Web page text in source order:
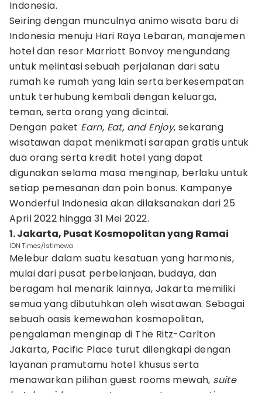
Indonesia.
Seiring dengan munculnya animo wisata baru di
Indonesia menuju Hari Raya Lebaran, manajemen
hotel dan resor Marriott Bonvoy mengundang
untuk melintasi sebuah perjalanan dari satu
rumah ke rumah yang lain serta berkesempatan
untuk terhubung kembali dengan keluarga,
teman, serta orang yang dicintai.
Dengan paket Earn, Eat, and Enjoy, sekarang
wisatawan dapat menikmati sarapan gratis untuk
dua orang serta kredit hotel yang dapat
digunakan selama masa menginap, berlaku untuk
setiap pemesanan dan poin bonus. Kampanye
Wonderful Indonesia akan dilaksanakan dari 25
April 2022 hingga 31 Mei 2022.
1. Jakarta, Pusat Kosmopolitan yang Ramai
IDN Times/Istimewa
Melebur dalam suatu kesatuan yang harmonis,
mulai dari pusat perbelanjaan, budaya, dan
beragam hal menarik lainnya, Jakarta memiliki
semua yang dibutuhkan oleh wisatawan. Sebagai
sebuah oasis kemewahan kosmopolitan,
pengalaman menginap di The Ritz-Carlton
Jakarta, Pacific Place turut dilengkapi dengan
layanan pramutamu hotel khusus serta
menawarkan pilihan guest rooms mewah, suite